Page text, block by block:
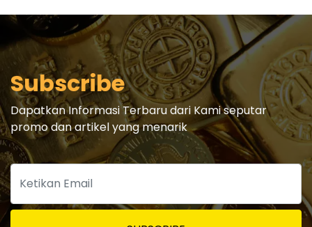
Subscribe
Dapatkan Informasi Terbaru dari Kami seputar
promo dan artikel yang menarik